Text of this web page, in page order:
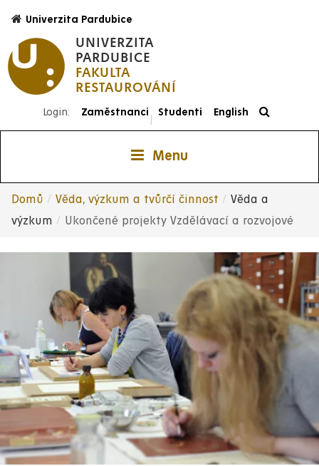
hlavnímu
obsahu
UNIVERZITA
PARDUBICE
FAKULTA
RESTAUROVÁNÍ
Univerzita Pardubice
Login: Zaměstnanci
|
Studenti English
Menu
Drobečková
navigace
Domů Věda, výzkum a tvůrčí činnost
Věda a
výzkum
Ukončené projekty Vzdělávací a rozvojové